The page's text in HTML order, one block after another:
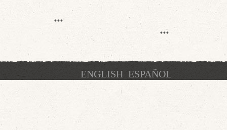
ENGLISH ESPAÑOL